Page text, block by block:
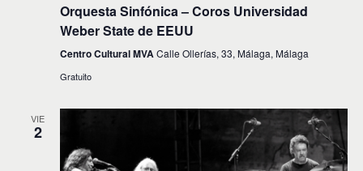
Orquesta Sinfónica – Coros Universidad
Weber State de EEUU
Centro Cultural MVACalle Ollerías, 33, Málaga, Málaga
Gratuito
VIE
2